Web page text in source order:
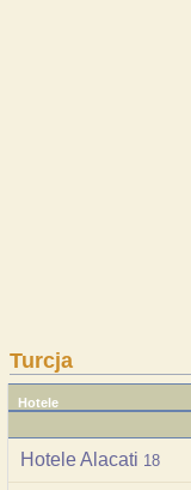
Turcja
Hotele
Hotele Alacati 18